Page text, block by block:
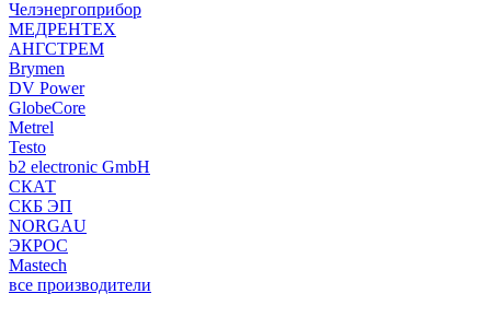
Челэнергоприбор
МЕДРЕНТЕХ
АНГСТРЕМ
Brymen
DV Power
GlobeCore
Metrel
Testo
b2 electronic GmbH
СКАТ
СКБ ЭП
NORGAU
ЭКРОС
Mastech
все производители